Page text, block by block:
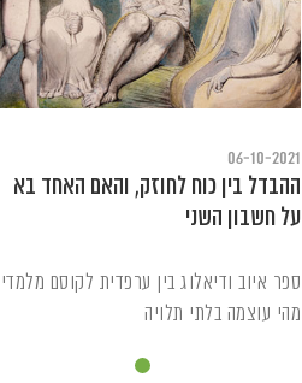
06-10-2021
ההבדל בין כוח לחוזק, והאם האחד בא
על חשבון השני
ספר איוב ודיאלוג בין ערפדית לקוסם
מהי עוצמה בלתי תלויה